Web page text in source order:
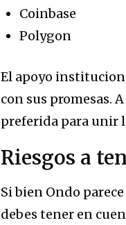
Coinbase
Polygon
El apoyo
con sus promesas.
preferida para unir
Riesgos a
Si bien Ondo
debes tener en